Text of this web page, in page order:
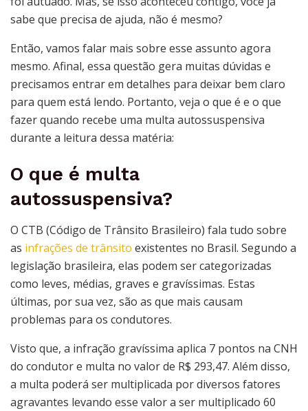
sabe que precisa de ajuda, não é mesmo?
Então, vamos falar mais sobre esse assunto agora
mesmo. Afinal, essa questão gera muitas dúvidas e
precisamos entrar em detalhes para deixar bem claro
para quem está lendo. Portanto, veja o que é e o que
fazer quando recebe uma multa autossuspensiva
durante a leitura dessa matéria:
O que é multa
autossuspensiva?
O CTB (Código de Trânsito Brasileiro) fala tudo sobre
as infrações de trânsito existentes no Brasil. Segundo a
legislação brasileira, elas podem ser categorizadas
como leves, médias, graves e gravíssimas. Estas
últimas, por sua vez, são as que mais causam
problemas para os condutores.
Visto que, a infração gravíssima aplica 7 pontos na CNH
do condutor e multa no valor de R$ 293,47. Além disso,
a multa poderá ser multiplicada por diversos fatores
agravantes levando esse valor a ser multiplicado 60